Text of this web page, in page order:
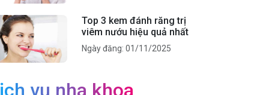
Top 3 kem đánh răng trị
viêm nướu hiệu quả nhất
Ngày đăng: 01/11/2025
vụ nha khoa